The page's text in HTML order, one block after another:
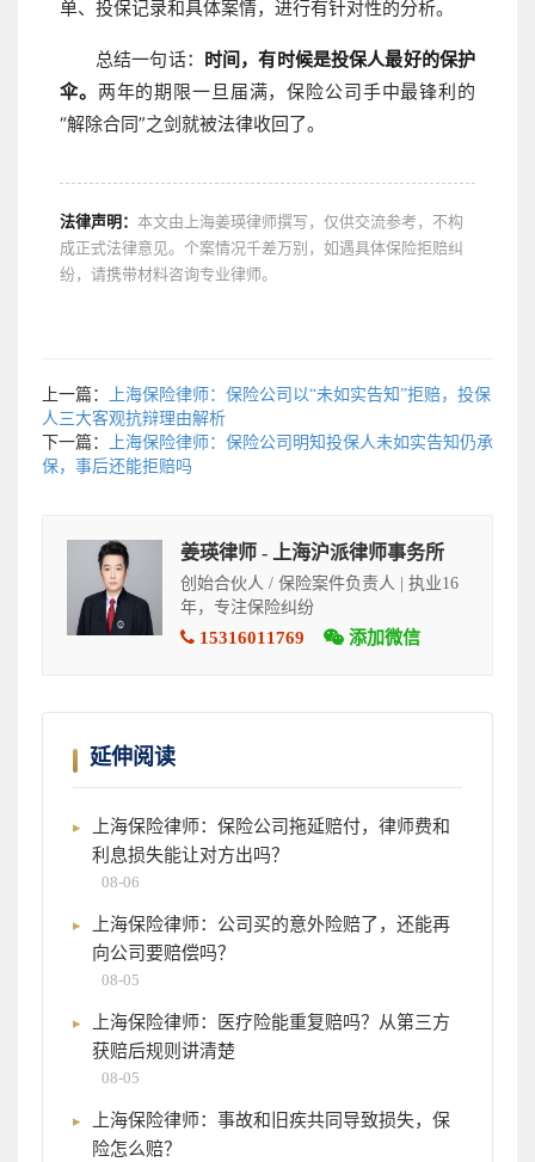
单、投保记录和具体案情，进行有针对性的分析。
总结一句话： 时间，有时候是投保人最好的保护
伞。 两年的期限一旦届满，保险公司手中最锋利的
“解除合同”之剑就被法律收回了。
法律声明： 本文由上海姜瑛律师撰写，仅供交流参考，不构
成正式法律意见。个案情况千差万别，如遇具体保险拒赔纠
纷，请携带材料咨询专业律师。
上一篇：
上海保险律师：保险公司以“未如实告知”拒赔，投保
人三大客观抗辩理由解析
下一篇：
上海保险律师：保险公司明知投保人未如实告知仍承
保，事后还能拒赔吗
姜瑛律师 - 上海沪派律师事务所
创始合伙人 / 保险案件负责人 | 执业16
年，专注保险纠纷
15316011769 添加微信
延伸阅读
上海保险律师：保险公司拖延赔付，律师费和
利息损失能让对方出吗？
08-06
上海保险律师：公司买的意外险赔了，还能再
向公司要赔偿吗？
08-05
上海保险律师：医疗险能重复赔吗？从第三方
获赔后规则讲清楚
08-05
上海保险律师：事故和旧疾共同导致损失，保
险怎么赔？